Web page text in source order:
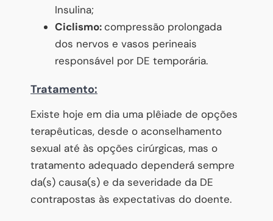
Insulina;
Ciclismo:compressão prolongada
dos nervos e vasos perineais
responsável por DE temporária.
Tratamento:
Existe hoje em dia uma plêiade de opções
terapêuticas, desde o aconselhamento
sexual até às opções cirúrgicas, mas o
tratamento adequado dependerá sempre
da(s) causa(s) e da severidade da DE
contrapostas às expectativas do doente.